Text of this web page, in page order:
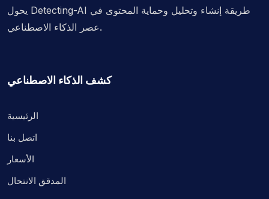
يحول Detecting-AI طريقة إنشاء وتحليل وحماية المحتوى في
عصر الذكاء الاصطناعي.
كشف الذكاء الاصطناعي
الرئيسية
اتصل بنا
الأسعار
المدقق الانتحال